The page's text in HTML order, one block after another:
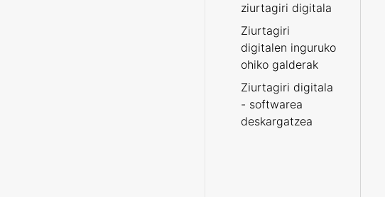
ziurtagiri digitala
Ziurtagiri
digitalen inguruko
ohiko galderak
Ziurtagiri digitala
- softwarea
deskargatzea